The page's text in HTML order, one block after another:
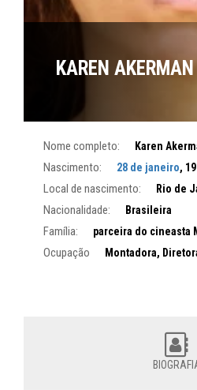
KAREN AKERMAN
Nome completo: Karen
Nascimento: 28 de janeiro,
Local de nascimento: Rio de
Nacionalidade: Brasileira
Família: parceira do cineasta
Ocupação Montadora,